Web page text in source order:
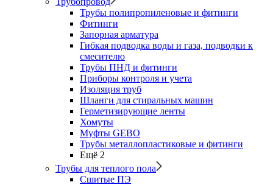
Трубы полипропиленовые и фитинги
Фитинги
Запорная арматура
Гибкая подводка воды и газа, подводки к
смесителю
Трубы ПНД и фитинги
Приборы контроля и учета
Изоляция труб
Шланги для стиральных машин
Герметизирующие ленты
Хомуты
Муфты GEBO
Трубы металлопластиковые и фитинги
Ещё 2
Трубы для теплого пола
Сшитые ПЭ